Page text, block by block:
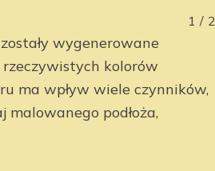
1 / 2
wygenerowane
kolorów
ma wpływ wiele czynników,
malowanego podłoża,